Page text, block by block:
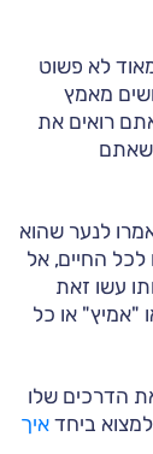
לא פשוט
מאמץ
רואים את
שאתם
לנער שהוא
לכל החיים, אל
עשו זאת
"אמיץ" או כל
הדרכים שלו
ביחד איך